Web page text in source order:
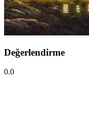
Değerlendirme
0.0